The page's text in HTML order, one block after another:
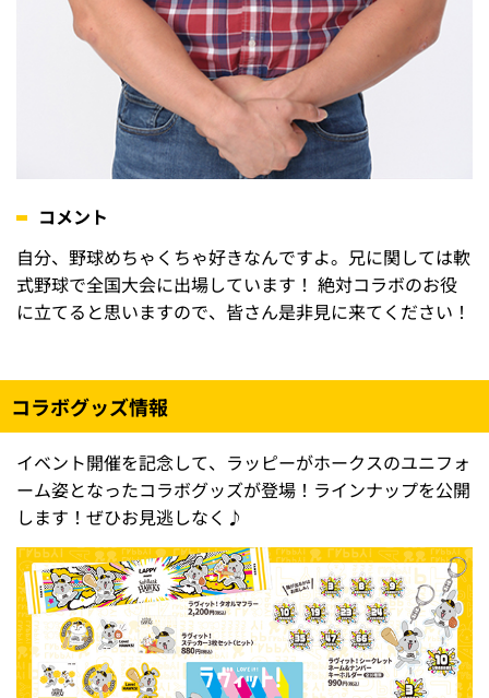
コメント
自分、野球めちゃくちゃ好きなんですよ。兄に関しては軟
式野球で全国大会に出場しています！ 絶対コラボのお役
に立てると思いますので、皆さん是非見に来てください！
コラボグッズ情報
イベント開催を記念して、ラッピーがホークスのユニフォ
ーム姿となったコラボグッズが登場！ラインナップを公開
します！ぜひお見逃しなく♪